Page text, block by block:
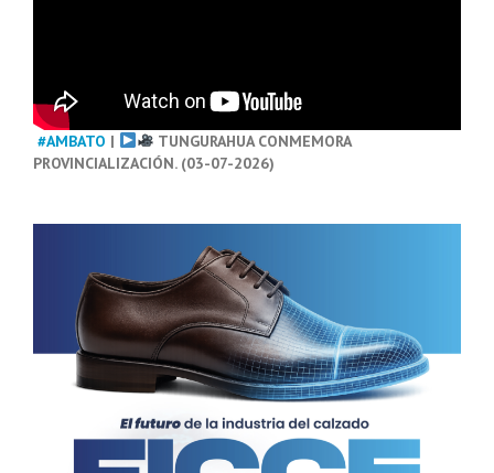
#AMBATO |
TUNGURAHUA CONMEMORA
PROVINCIALIZACIÓN. (03-07-2026)